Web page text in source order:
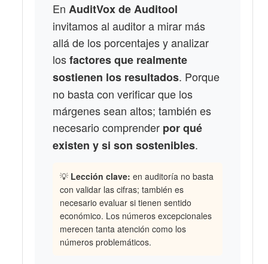
En AuditVox de Auditool
invitamos al auditor a mirar más
allá de los porcentajes y analizar
losfactores que realmente
sostienen los resultados. Porque
no basta con verificar que los
márgenes sean altos; también es
necesario comprender por qué
existen y si son sostenibles.
💡 Lección clave: en auditoría no basta
con validar las cifras; también es
necesario evaluar si tienen sentido
económico. Los números excepcionales
merecen tanta atención como los
números problemáticos.